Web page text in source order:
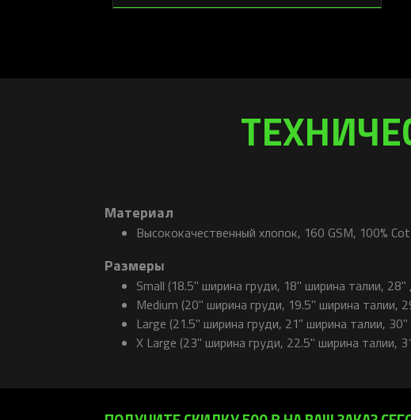
Материал
Высококачественный хлопок, 160 GSM, 100%
Размеры
Small (18.5" ширина груди, 18" ширина талии, 28"
Medium (20" ширина груди, 19.5" ширина талии,
Large (21.5" ширина груди, 21" ширина талии, 30"
X Large (23" ширина груди, 22.5" ширина талии,